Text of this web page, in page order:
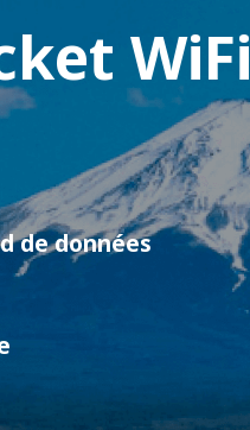
WiFi
de données